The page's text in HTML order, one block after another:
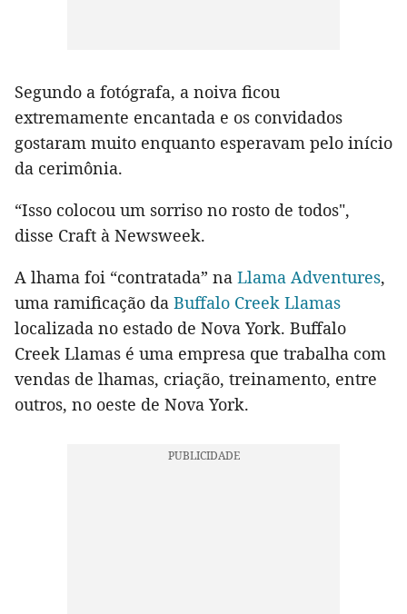
Segundo a fotógrafa, a noiva ficou
extremamente encantada e os convidados
gostaram muito enquanto esperavam pelo início
da cerimônia.
“Isso colocou um sorriso no rosto de todos",
disse Craft à Newsweek.
A lhama foi “contratada” na Llama Adventures,
uma ramificação da Buffalo Creek Llamas
localizada no estado de Nova York. Buffalo
Creek Llamas é uma empresa que trabalha com
vendas de lhamas, criação, treinamento, entre
outros, no oeste de Nova York.